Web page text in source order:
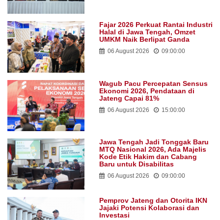
Fajar 2026 Perkuat Rantai Industri
Halal di Jawa Tengah, Omzet
UMKM Naik Berlipat Ganda
06 August 2026 09:00:00
Wagub Pacu Percepatan Sensus
Ekonomi 2026, Pendataan di
Jateng Capai 81%
06 August 2026 15:00:00
Jawa Tengah Jadi Tonggak Baru
MTQ Nasional 2026, Ada Majelis
Kode Etik Hakim dan Cabang
Baru untuk Disabilitas
06 August 2026 09:00:00
Pemprov Jateng dan Otorita IKN
Jajaki Potensi Kolaborasi dan
Investasi